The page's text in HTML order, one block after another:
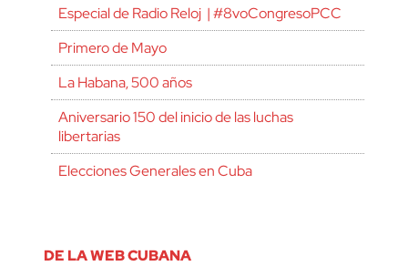
Especial de Radio Reloj | #8voCongresoPCC
Primero de Mayo
La Habana, 500 años
Aniversario 150 del inicio de las luchas
libertarias
Elecciones Generales en Cuba
DE LA WEB CUBANA